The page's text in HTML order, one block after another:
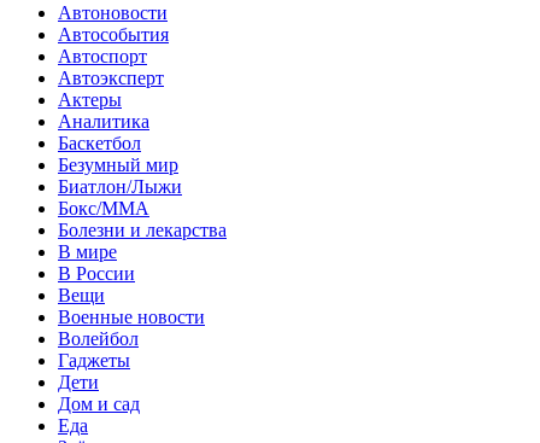
Автоновости
Автособытия
Автоспорт
Автоэксперт
Актеры
Аналитика
Баскетбол
Безумный мир
Биатлон/Лыжи
Бокс/MMA
Болезни и лекарства
В мире
В России
Вещи
Военные новости
Волейбол
Гаджеты
Дети
Дом и сад
Еда